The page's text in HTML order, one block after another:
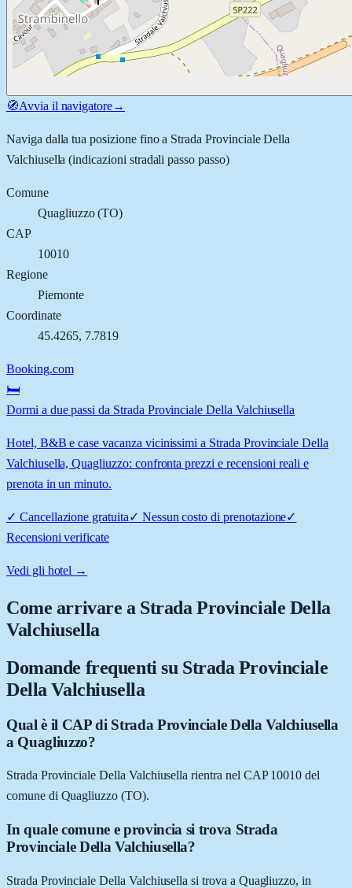
🧭Avvia il navigatore→
Naviga dalla tua posizione fino a Strada Provinciale Della
Valchiusella (indicazioni stradali passo passo)
Comune
Quagliuzzo(TO)
CAP
10010
Regione
Piemonte
Coordinate
45.4265, 7.7819
Booking.com
🛏️
Dormi a due passi da Strada Provinciale Della Valchiusella
Hotel, B&B e case vacanza vicinissimi a Strada Provinciale Della
Valchiusella, Quagliuzzo: confronta prezzi e recensioni reali e
prenota in un minuto.
✓ Cancellazione gratuita✓ Nessun costo di prenotazione✓
Recensioni verificate
Vedi gli hotel →
Come arrivare a Strada Provinciale Della
Valchiusella
Domande frequenti su Strada Provinciale
Della Valchiusella
Qual è il CAP di Strada Provinciale Della Valchiusella
a Quagliuzzo?
Strada Provinciale Della Valchiusella rientra nel CAP 10010 del
comune di Quagliuzzo (TO).
In quale comune e provincia si trova Strada
Provinciale Della Valchiusella?
Strada Provinciale Della Valchiusella si trova a Quagliuzzo, in